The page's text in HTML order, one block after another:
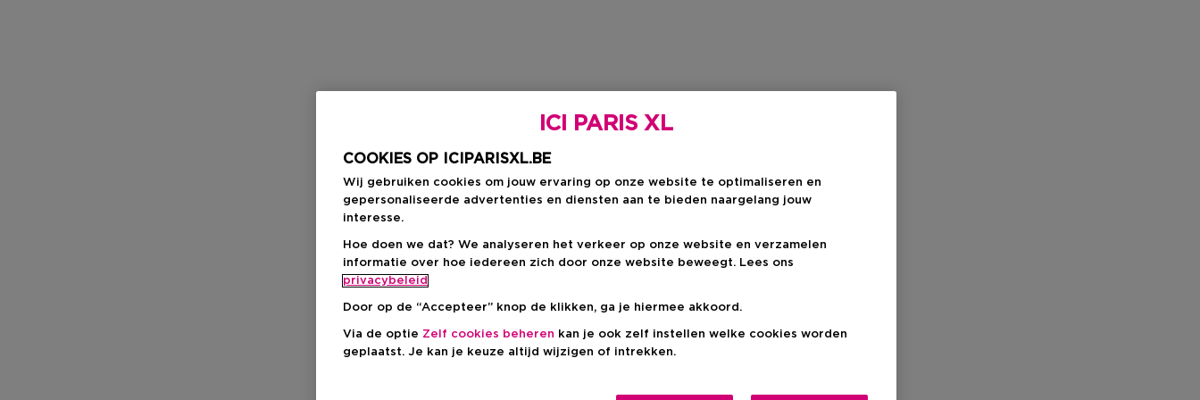
ICI PARIS XL
COOKIES OP ICIPARISXL.BE
Wij gebruiken cookies om jouw ervaring op onze website te optimaliseren en
gepersonaliseerde advertenties en diensten aan te bieden naargelang jouw
interesse.
Hoe doen we dat? We analyseren het verkeer op onze website en verzamelen
informatie over hoe iedereen zich door onze website beweegt. Lees ons
privacybeleid
Door op de “Accepteer” knop de klikken, ga je hiermee akkoord.
Via de optie Zelf cookies beheren kan je ook zelf instellen welke cookies worden
geplaatst. Je kan je keuze altijd wijzigen of intrekken.